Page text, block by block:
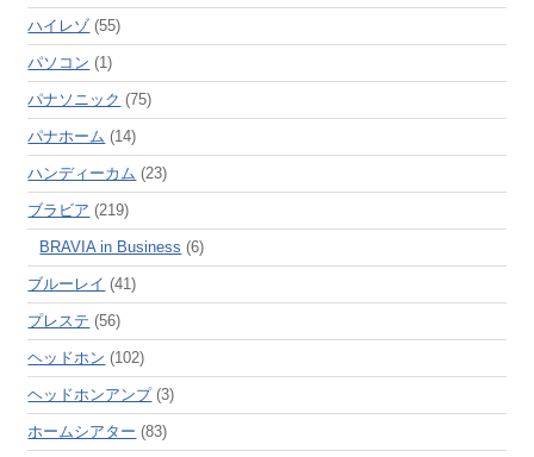
ハイレゾ(55)
パソコン (1)
パナソニック (75)
パナホーム (14)
ハンディーカム (23)
ブラビア (219)
BRAVIA in Business (6)
ブルーレイ (41)
プレステ (56)
ヘッドホン (102)
ヘッドホンアンプ(3)
ホームシアター (83)